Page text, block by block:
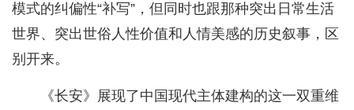
模式的纠偏性“补写”，但同时也跟那种突出日常生活
世界、突出世俗人性价值和人情美感的历史叙事，区
别开来。
《长安》展现了中国现代主体建构的这一双重维